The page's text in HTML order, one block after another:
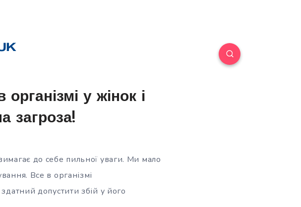
у жінок і
загроза!
до себе пильної уваги. Ми мало
Все в організмі
допустити збій у його